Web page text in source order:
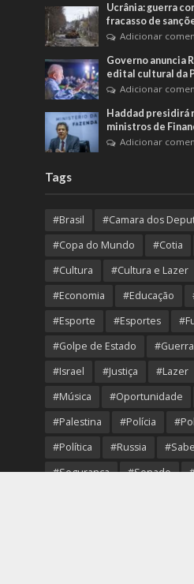
Ucrânia: guerra
fracasso de
Adicionar
Governo anuncia
edital cultural da
Adicionar
Haddad presidirá
ministros de
Adicionar
Tags
#Brasil #Camara dos
#Copa do Mundo
#Cotia
#Cultura
#Cultura e Lazer
#Economia
#Educação
#Esporte
#Esportes
#Golpe de Estado
#Guerra
#Israel
#Justiça #Lazer
#Música
#Oportunidade
#Palestina
#Polícia
#Política
#Russia
#Segurança
#Senado